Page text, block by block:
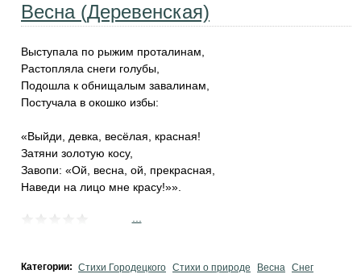
Весна (Деревенская)
Выступала по рыжим проталинам,
Растопляла снеги голубы,
Подошла к обнищалым завалинам,
Постучала в окошко избы:
«Выйди, девка, весёлая, красная!
Затяни золотую косу,
Завопи: «Ой, весна, ой, прекрасная,
Наведи на лицо мне красу!»».
Категории: Стихи Городецкого Стихи о природе Весна Снег